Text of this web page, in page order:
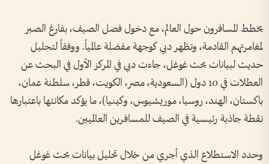
يخطط المسافرون حول العالم، مع دخول فصل الصيف، بفارغ الصبر
لمغامرتهم القادمة، وتظهر دبي كوجهة مفضلة عالمياً. ووفقاً لتحليل
حديث لبيانات بحث غوغل، جاءت دبي في المركز الأول في البحث عن
العطلات في 10 دول (السعودية، مصر، الكويت، قطر، سلطنة عمان،
باكستان، الهند، روسيا، موريشيوس، وكينيا)، ما يؤكد مكانتها باعتبارها
نقطة جاذبة رئيسية في الصيف للمسافرين العالميين.
وحدد الاستطلاع الذي أجري من خلال تحليل بيانات بحث غوغل